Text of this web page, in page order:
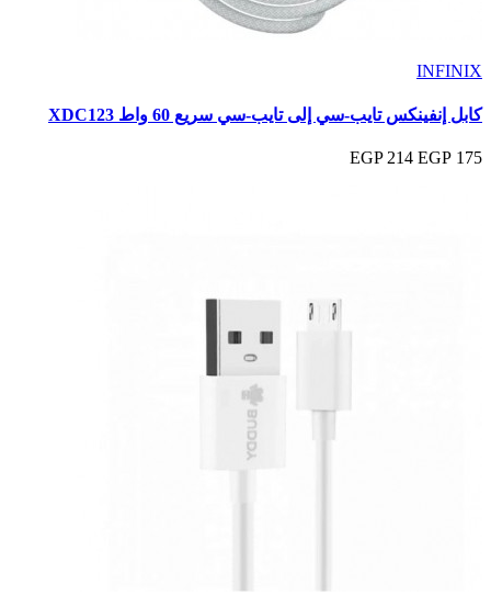
INFINIX
كابل إنفينكس تايب-سي إلى تايب-سي سريع 60 واط XDC123
175 EGP
214 EGP